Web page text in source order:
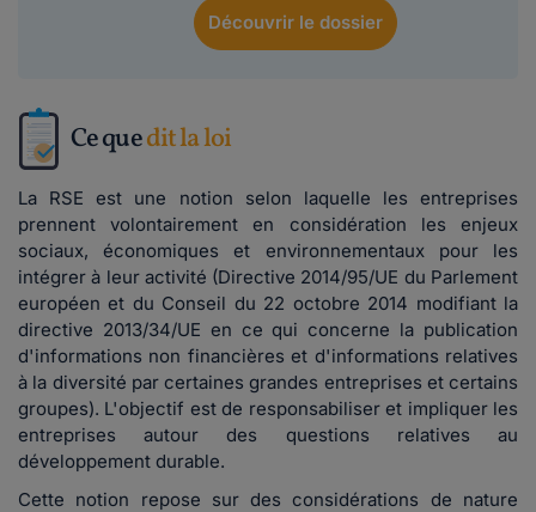
Découvrirle dossier
Ce quedit la loi
La RSE est une notion selon laquelle les entreprises
prennent volontairement en considération les enjeux
sociaux, économiques et environnementaux pour les
intégrer à leur activité (Directive 2014/95/UE du Parlement
européen et du Conseil du 22 octobre 2014 modifiant la
directive 2013/34/UE en ce qui concerne la publication
d'informations non financières et d'informations relatives
à la diversité par certaines grandes entreprises et certains
groupes). L'objectif est de responsabiliser et impliquer les
entreprises autour des questions relatives au
développement durable.
Cette notion repose sur des considérations de nature